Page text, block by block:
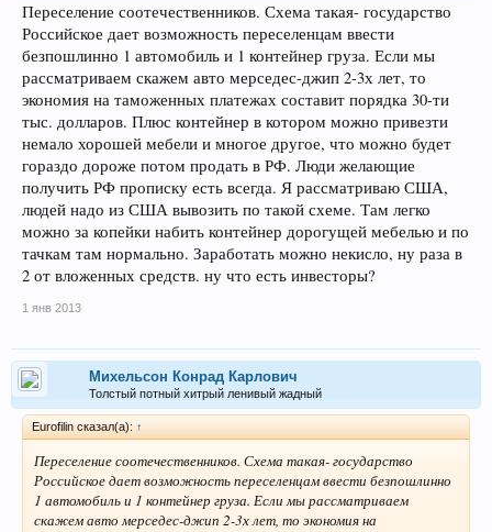
Переселение соотечественников. Схема такая- государство
Российское дает возможность переселенцам ввести
безпошлинно 1 автомобиль и 1 контейнер груза. Если мы
рассматриваем скажем авто мерседес-джип 2-3х лет, то
экономия на таможенных платежах составит порядка 30-ти
тыс. долларов. Плюс контейнер в котором можно привезти
немало хорошей мебели и многое другое, что можно будет
гораздо дороже потом продать в РФ. Люди желающие
получить РФ прописку есть всегда. Я рассматриваю США,
людей надо из США вывозить по такой схеме. Там легко
можно за копейки набить контейнер дорогущей мебелью и по
тачкам там нормально. Заработать можно некисло, ну раза в
2 от вложенных средств. ну что есть инвесторы?
1 янв 2013
Михельсон Конрад Карлович
Толстый потный хитрый ленивый жадный
Eurofilin сказал(а): ↑
Переселение соотечественников. Схема такая- государство
Российское дает возможность переселенцам ввести безпошлинно
1 автомобиль и 1 контейнер груза. Если мы рассматриваем
скажем авто мерседес-джип 2-3х лет, то экономия на